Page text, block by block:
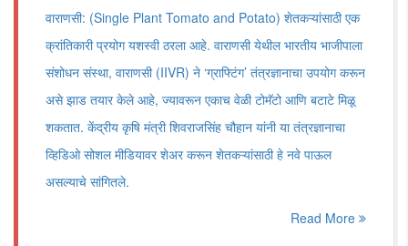
वाराणसी: (Single Plant Tomato and Potato) शेतकऱ्यांसाठी एक
क्रांतिकारी प्रयोग यशस्वी ठरला आहे. वाराणसी येथील भारतीय भाजीपाला
संशोधन संस्था, वाराणसी (IIVR) ने ‘ग्राफ्टिंग’ तंत्रज्ञानाचा उपयोग करून
असे झाड तयार केले आहे, ज्यावरून एकाच वेळी टोमॅटो आणि बटाटे मिळू
शकतात. केंद्रीय कृषि मंत्री शिवराजसिंह चौहान यांनी या तंत्रज्ञानाचा
व्हिडिओ सोशल मीडियावर शेअर करून शेतकऱ्यांसाठी हे नवे पाऊल
असल्याचे सांगितले.
Read More